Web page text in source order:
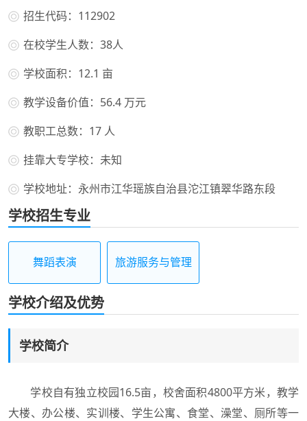
招生代码：112902
在校学生人数：38人
学校面积：12.1 亩
教学设备价值：56.4 万元
教职工总数：17 人
挂靠大专学校：未知
学校地址：永州市江华瑶族自治县沱江镇翠华路东段
学校招生专业
舞蹈表演 旅游服务与管理
学校介绍及优势
学校简介
学校自有独立校园16.5亩，校舍面积4800平方米，教学
大楼、办公楼、实训楼、学生公寓、食堂、澡堂、厕所等一